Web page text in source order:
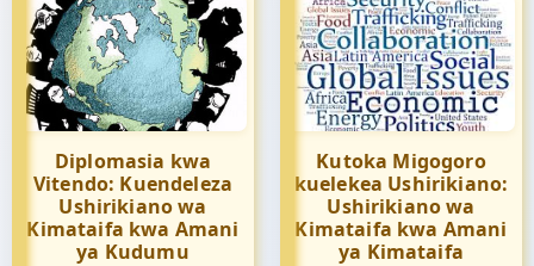
Diplomasia kwa
Vitendo: Kuendeleza
Ushirikiano wa
Kimataifa kwa Amani
ya Kudumu
Kutoka Migogoro
kuelekea Ushirikiano:
Ushirikiano wa
Kimataifa kwa Amani
ya Kimataifa